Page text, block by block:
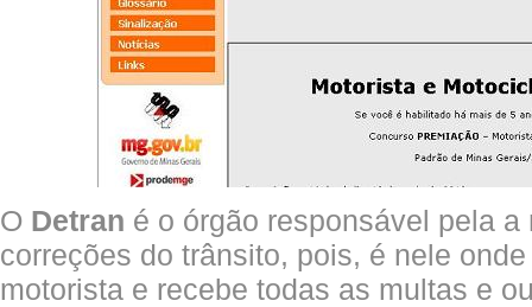
O Detran é o órgão responsável pela
correções do trânsito, pois, é nele
motorista e recebe todas as multas e